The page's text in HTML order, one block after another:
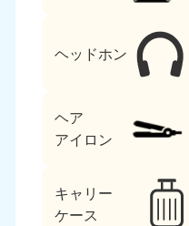
ヘッドホン
ヘア
アイロン
キャリー
ケース